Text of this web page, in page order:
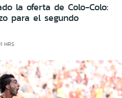
la oferta de Colo-Colo:
para el segundo
HRS